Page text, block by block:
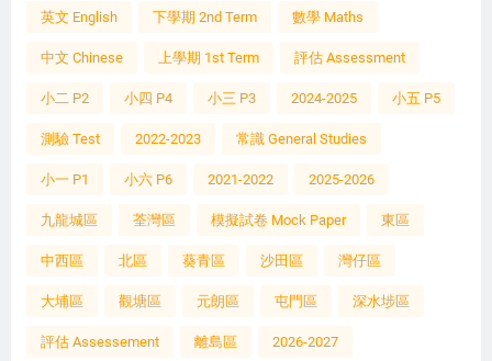
英文 English 下學期 2nd Term 數學 Maths
中文 Chinese 上學期 1st Term 評估 Assessment
小二 P2 小四 P4 小三 P3 2024-2025 小五 P5
測驗 Test 2022-2023 常識 General Studies
小一 P1 小六 P6 2021-2022 2025-2026
九龍城區 荃灣區 模擬試卷 Mock Paper 東區
中西區 北區 葵青區 沙田區 灣仔區
大埔區 觀塘區 元朗區 屯門區 深水埗區
評估 Assessement 離島區 2026-2027